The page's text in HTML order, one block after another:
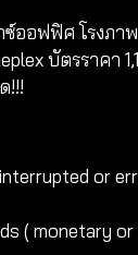
ออฟฟิศ โรงภา
บัตรราคา
!!!
or
( monetary